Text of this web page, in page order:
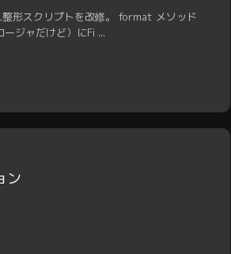
整形スクリプトを改修。 format メソッド
ージャだけど）にFi ...
ン